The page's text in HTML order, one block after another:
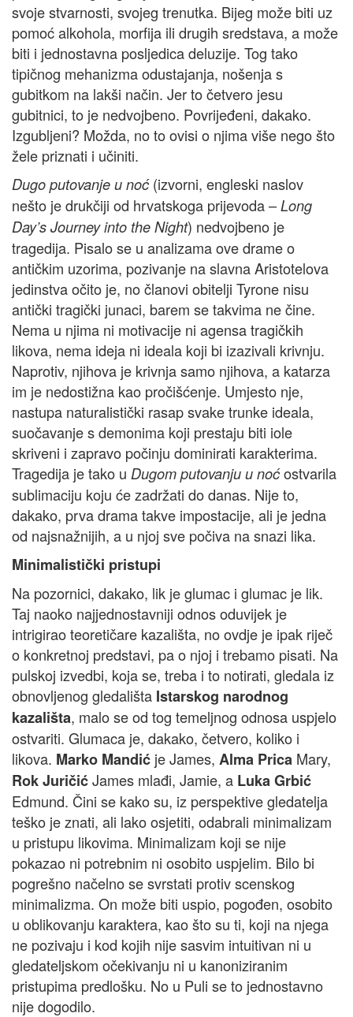
svoje stvarnosti, svojeg trenutka. Bijeg može biti uz
pomoć alkohola, morfija ili drugih sredstava, a može
biti i jednostavna posljedica deluzije. Tog tako
tipičnog mehanizma odustajanja, nošenja s
gubitkom na lakši način. Jer to četvero jesu
gubitnici, to je nedvojbeno. Povrijeđeni, dakako.
Izgubljeni? Možda, no to ovisi o njima više nego što
žele priznati i učiniti.
Dugo putovanje u noć(izvorni, engleski naslov
nešto je drukčiji od hrvatskoga prijevoda – Long
Day’s Journey into the Night) nedvojbeno je
tragedija. Pisalo se u analizama ove drame o
antičkim uzorima, pozivanje na slavna Aristotelova
jedinstva očito je, no članovi obitelji Tyrone nisu
antički tragički junaci, barem se takvima ne čine.
Nema u njima ni motivacije ni agensa tragičkih
likova, nema ideja ni ideala koji bi izazivali krivnju.
Naprotiv, njihova je krivnja samo njihova, a katarza
im je nedostižna kao pročišćenje. Umjesto nje,
nastupa naturalistički rasap svake trunke ideala,
suočavanje s demonima koji prestaju biti iole
skriveni i zapravo počinju dominirati karakterima.
Tragedija je tako u Dugom putovanju u noćostvarila
sublimaciju koju će zadržati do danas. Nije to,
dakako, prva drama takve impostacije, ali je jedna
od najsnažnijih, a u njoj sve počiva na snazi lika.
Minimalistički pristupi
Na pozornici, dakako, lik je glumac i glumac je lik.
Taj naoko najjednostavniji odnos oduvijek je
intrigirao teoretičare kazališta, no ovdje je ipak riječ
o konkretnoj predstavi, pa o njoj i trebamo pisati. Na
pulskoj izvedbi, koja se, treba i to notirati, gledala iz
obnovljenog gledališta Istarskog narodnog
kazališta, malo se od tog temeljnog odnosa uspjelo
ostvariti. Glumaca je, dakako, četvero, koliko i
likova. Marko Mandić je James, Alma Prica Mary,
Rok JuričićJames mlađi, Jamie, a Luka Grbić
Edmund. Čini se kako su, iz perspektive gledatelja
teško je znati, ali lako osjetiti, odabrali minimalizam
u pristupu likovima. Minimalizam koji se nije
pokazao ni potrebnim ni osobito uspjelim. Bilo bi
pogrešno načelno se svrstati protiv scenskog
minimalizma. On može biti uspio, pogođen, osobito
u oblikovanju karaktera, kao što su ti, koji na njega
ne pozivaju i kod kojih nije sasvim intuitivan ni u
gledateljskom očekivanju ni u kanoniziranim
pristupima predlošku. No u Puli se to jednostavno
nije dogodilo.